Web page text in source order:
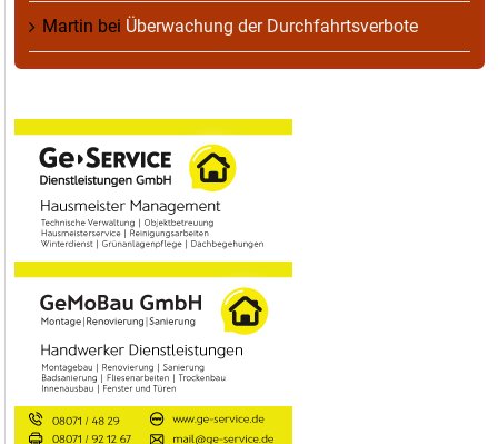
Martin bei Überwachung der Durchfahrtsverbote